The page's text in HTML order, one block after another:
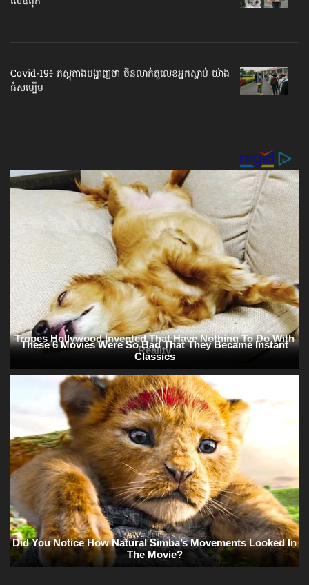
Covid-19៖ ភស្ដុតាង​បង្ហាញថា ចិន​លាក់​តួលេខ​អ្នកស្លាប់ យ៉ាង
ធំសម្បើម